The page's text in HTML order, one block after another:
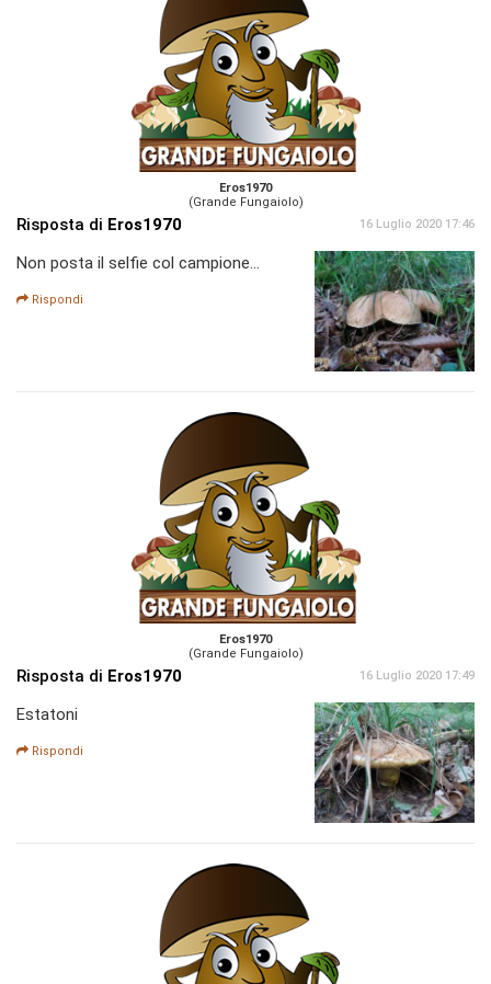
Eros1970
(Grande Fungaiolo)
Risposta di Eros1970 16 Luglio 2020 17:46
Non posta il selfie col campione...
Rispondi
Eros1970
(Grande Fungaiolo)
Risposta di Eros1970 16 Luglio 2020 17:49
Estatoni
Rispondi